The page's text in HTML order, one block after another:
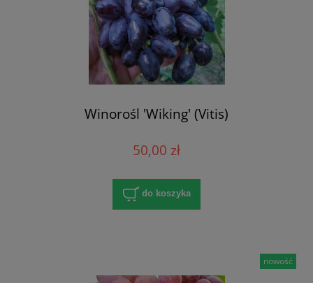
Winorośl 'Wiking' (Vitis)
50,00 zł
do koszyka
nowość